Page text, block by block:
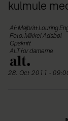
kulmule
Af: Majbritt Louring
Foto: Mikkel Adsbøl
Opskrift
ALT for damerne
28. Oct 2011 -